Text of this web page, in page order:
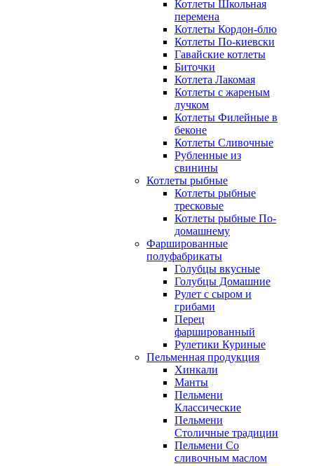
Котлеты Школьная
перемена
Котлеты Кордон-блю
Котлеты По-киевски
Гавайские котлеты
Биточки
Котлета Лакомая
Котлеты с жареным
лучком
Котлеты Филейные в
беконе
Котлеты Сливочные
Рубленные из
свинины
Котлеты рыбные
Котлеты рыбные
тресковые
Котлеты рыбные По-
домашнему
Фаршированные
полуфабрикаты
Голубцы вкусные
Голубцы Домашние
Рулет с сыром и
грибами
Перец
фаршированный
Рулетики Куриные
Пельменная продукция
Хинкали
Манты
Пельмени
Классические
Пельмени
Столичные традиции
Пельмени Со
сливочным маслом